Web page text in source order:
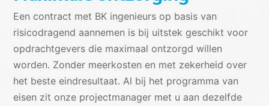
Een contract met BK ingenieurs op basis van
risicodragend aannemen is bij uitstek geschikt voor
opdrachtgevers die maximaal ontzorgd willen
worden. Zonder meerkosten en met zekerheid over
het beste eindresultaat. Al bij het programma van
eisen zit onze projectmanager met u aan dezelfde